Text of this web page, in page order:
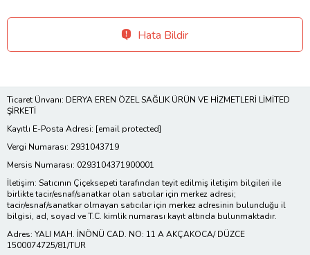
Hata Bildir
Ticaret Ünvanı: DERYA EREN ÖZEL SAĞLIK ÜRÜN VE HİZMETLERİ LİMİTED
ŞİRKETİ
Kayıtlı E-Posta Adresi: [email protected]
Vergi Numarası: 2931043719
Mersis Numarası: 0293104371900001
İletişim: Satıcının Çiçeksepeti tarafından teyit edilmiş iletişim bilgileri ile
birlikte tacir/esnaf/sanatkar olan satıcılar için merkez adresi;
tacir/esnaf/sanatkar olmayan satıcılar için merkez adresinin bulunduğu il
bilgisi, ad, soyad ve T.C. kimlik numarası kayıt altında bulunmaktadır.
Adres: YALI MAH. İNÖNÜ CAD. NO: 11 A AKÇAKOCA/ DÜZCE
1500074725/81/TUR